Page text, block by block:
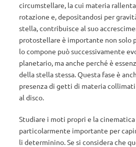
circumstellare, la cui materia
rotazione e, depositandosi per
stella, contribuisce al suo
protostellare è importante non solo
lo compone può successivamente
planetario, ma anche perché è
della stella stessa. Questa fase è
presenza di getti di materia
al disco.
Studiare i moti propri e la
particolarmente importante per
li determinino. Se si considera che